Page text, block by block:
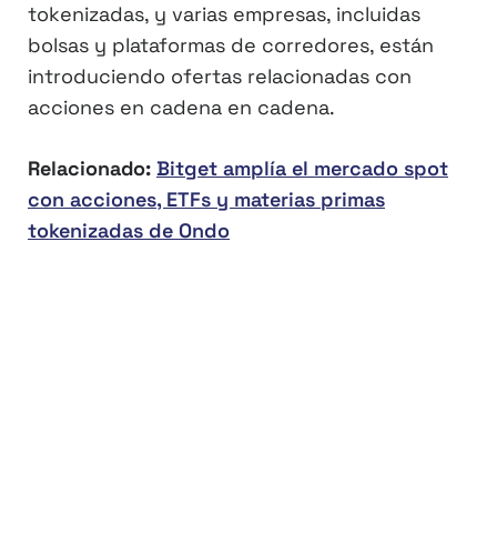
tokenizadas, y varias empresas, incluidas
bolsas y plataformas de corredores, están
introduciendo ofertas relacionadas con
acciones en cadena en cadena.
Relacionado: Bitget amplía el mercado spot
con acciones, ETFs y materias primas
tokenizadas de Ondo